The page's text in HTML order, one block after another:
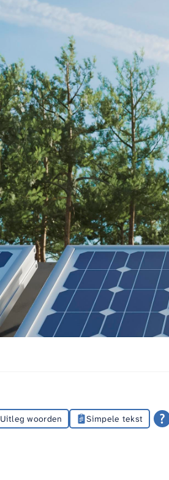
Uitleg woorden Simpele tekst